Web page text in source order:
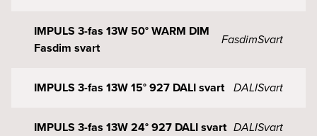
IMPULS 3-fas 13W 50° WARM DIM
Fasdim svart
FasdimSvart
IMPULS 3-fas 13W 15° 927 DALI svart DALISvart
IMPULS 3-fas 13W 24° 927 DALI svart DALISvart